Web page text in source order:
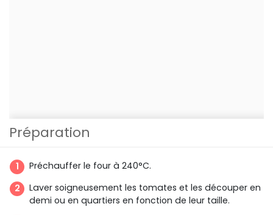
Préparation
Préchauffer le four à 240°C.
Laver soigneusement les tomates et les découper en
demi ou en quartiers en fonction de leur taille.